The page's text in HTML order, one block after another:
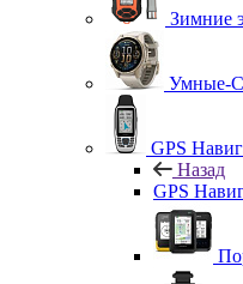
Зимние
Умные-
GPS
Назад
GPS